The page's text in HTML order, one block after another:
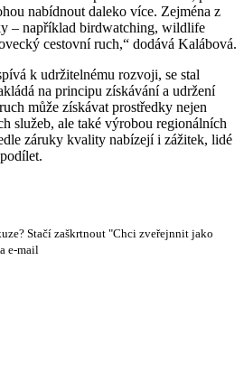
nabídnout daleko více. Zejména z
– například birdwatching, wildlife
cestovní ruch,“ dodává Kalábová.
k udržitelnému rozvoji, se stal
na principu získávání a udržení
může získávat prostředky nejen
služeb, ale také výrobou regionálních
záruky kvality nabízejí i zážitek, lidé
Stačí zaškrtnout "Chci zveřejnnit jako
e-mail